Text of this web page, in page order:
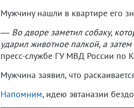
Мужчину нашли в квартире его
― Во дворе заметил собаку,
ударил животное палкой, а
пресс-службе ГУ МВД России по
Мужчина заявил, что
Напомним, идею эвтаназии